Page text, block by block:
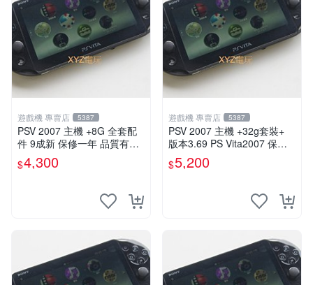
遊戲機 專賣店 5387
PSV 2007 主機 +8G 全套配
件 9成新 保修一年 品質有保
$4,300
遊戲機 專賣店 5387
PSV 2007 主機 +32g套裝+
版本3.69 PS Vita2007 保修
一年 8成新
$5,200